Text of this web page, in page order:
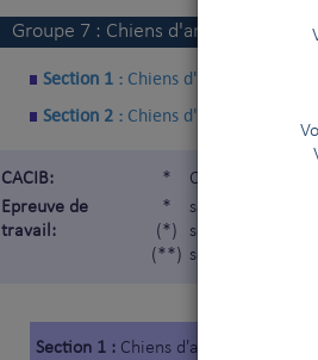
Groupe 7 : Chiens d'arrêt
Section 1 : Chiens d'arrêt
Section 2 : Chiens d'arrêt
CACIB: *
Certificat
Epreuve de
travail:
*
(*)
(**)
soumis à
soumis à
soumis à
Section 1 : Chiens d'arrêt